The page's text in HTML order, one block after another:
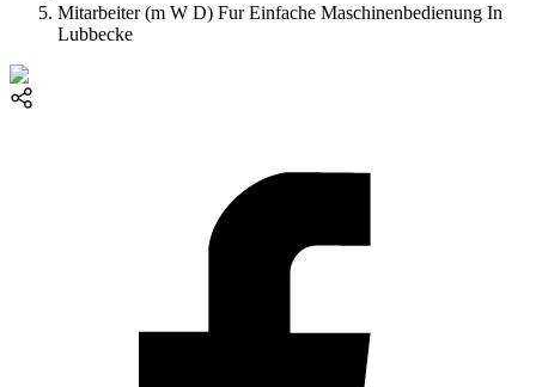
Mitarbeiter (m W D) Fur Einfache Maschinenbedienung In
Lubbecke